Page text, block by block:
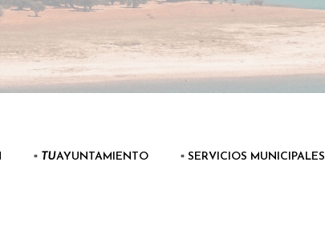
▫️ TUAYUNTAMIENTO ▫️ SERVICIOS MUNICIPALES